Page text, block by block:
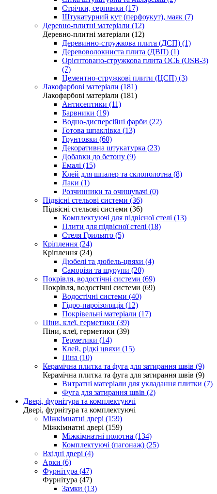
Стрічки, серпянки (17)
Штукатурний кут (перфоукут), маяк (7)
Деревно-плитні матеріали (12)
Деревно-плитні матеріали (12)
Деревинно-стружкова плита (ДСП) (1)
Деревоволокниста плита (ДВП) (1)
Орієнтовано-стружкова плита ОСБ (OSB-3)
(7)
Цементно-стружкові плити (ЦСП) (3)
Лакофарбові матеріали (181)
Лакофарбові матеріали (181)
Антисептики (11)
Барвники (19)
Водно-дисперсійні фарби (22)
Готова шпаклівка (13)
Грунтовки (60)
Декоративна штукатурка (23)
Добавки до бетону (9)
Емалі (15)
Клей для шпалер та склополотна (8)
Лаки (1)
Розчинники та очищувачі (0)
Підвісні стельові системи (36)
Підвісні стельові системи (36)
Комплектуючі для підвісної стелі (13)
Плити для підвісної стелі (18)
Стеля Грильято (5)
Кріплення (24)
Кріплення (24)
Дюбелі та дюбель-цвяхи (4)
Саморізи та шурупи (20)
Покрівля, водостічні системи (69)
Покрівля, водостічні системи (69)
Водостічні системи (40)
Гідро-пароізоляція (12)
Покрівельні матеріали (17)
Піни, клеї, герметики (39)
Піни, клеї, герметики (39)
Герметики (14)
Клей, рідкі цвяхи (15)
Піна (10)
Керамічна плитка та фуга для затирання швів (9)
Керамічна плитка та фуга для затирання швів (9)
Витратні матеріали для укладання плитки (7)
Фуга для затирання швів (2)
Двері, фурнітура та комплектуючі
Двері, фурнітура та комплектуючі
Міжкімнатні двері (159)
Міжкімнатні двері (159)
Міжкімнатні полотна (134)
Комплектуючі (пагонаж) (25)
Вхідні двері (4)
Арки (6)
Фурнітура (47)
Фурнітура (47)
Замки (13)